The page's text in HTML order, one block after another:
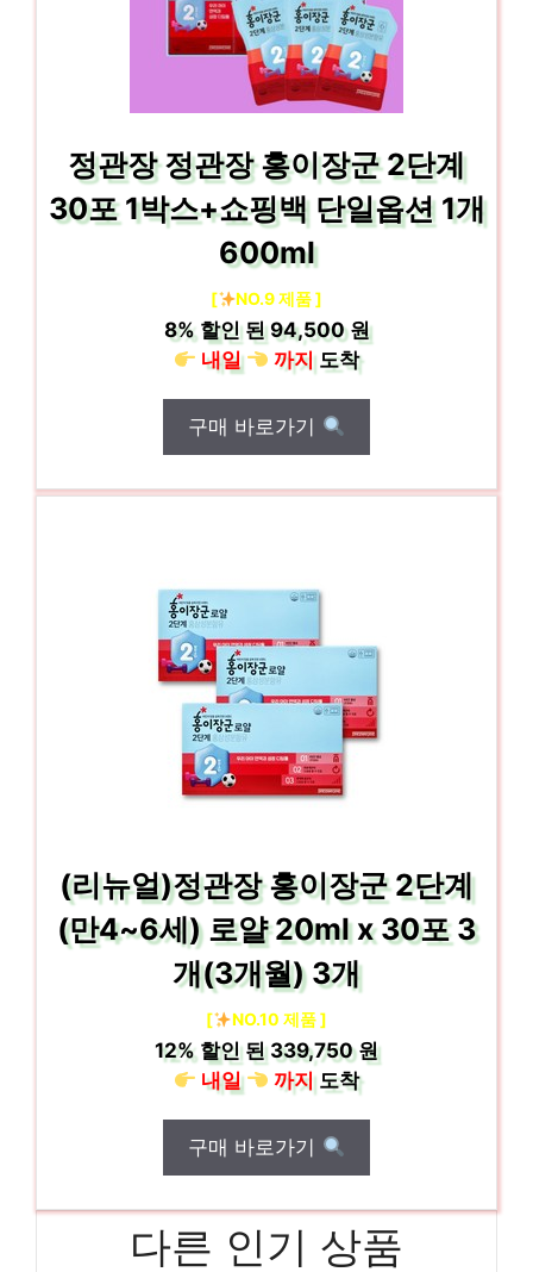
정관장 정관장 홍이장군 2단계
30포 1박스+쇼핑백 단일옵션 1개
600ml
[ NO.9 제품 ]
8%할인 된94,500 원
내일
까지도착
구매 바로가기
(리뉴얼)정관장 홍이장군 2단계
(만4~6세) 로얄 20ml x 30포 3
개(3개월) 3개
[ NO.10 제품 ]
12%할인 된339,750 원
내일
까지도착
구매 바로가기
다른 인기 상품